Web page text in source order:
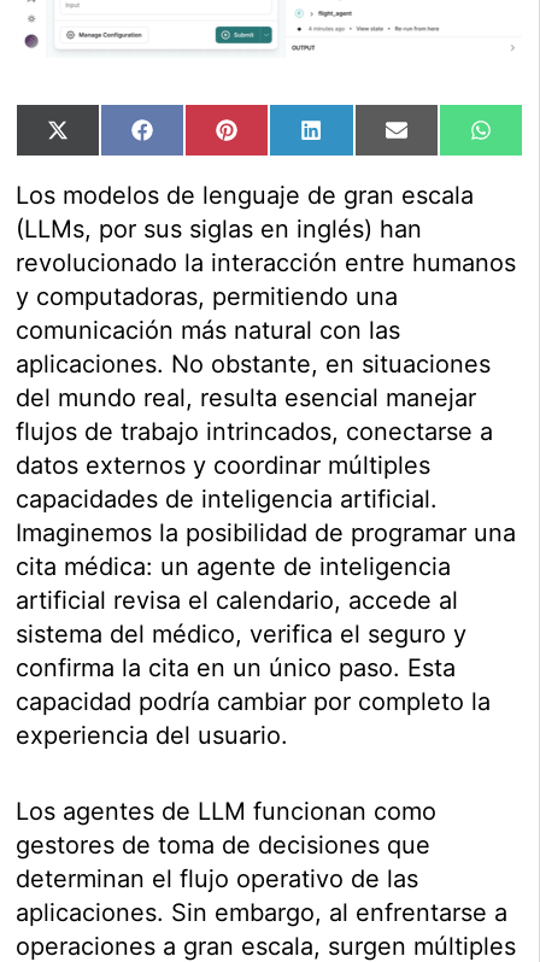
Compartir
en
X
(Twitter)
Compartir
en
FacebookCompartir
en
PinterestCompartir
en
LinkedInCompartir
en
Email
en
Los modelos de lenguaje de gran escala
(LLMs, por sus siglas en inglés) han
revolucionado la interacción entre humanos
y computadoras, permitiendo una
comunicación más natural con las
aplicaciones. No obstante, en situaciones
del mundo real, resulta esencial manejar
flujos de trabajo intrincados, conectarse a
datos externos y coordinar múltiples
capacidades de inteligencia artificial.
Imaginemos la posibilidad de programar una
cita médica: un agente de inteligencia
artificial revisa el calendario, accede al
sistema del médico, verifica el seguro y
confirma la cita en un único paso. Esta
capacidad podría cambiar por completo la
experiencia del usuario.
Los agentes de LLM funcionan como
gestores de toma de decisiones que
determinan el flujo operativo de las
aplicaciones. Sin embargo, al enfrentarse a
operaciones a gran escala, surgen múltiples